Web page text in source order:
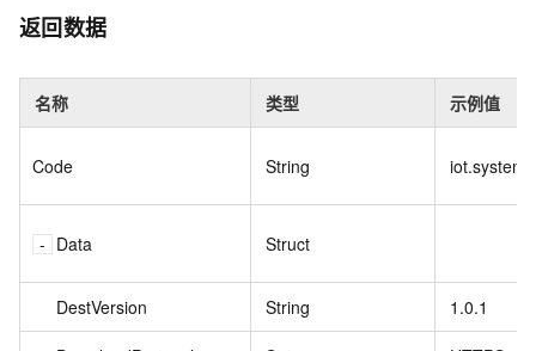
返回数据
名称 类型 示例值
Code String
Data Struct
DestVersion String 1.0.1